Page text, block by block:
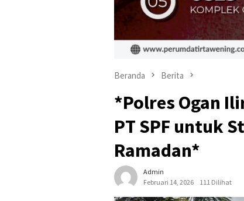
Beranda Berita
*Polres Ogan
PT SPF untuk
Ramadan*
Admin
Februari 14, 2026
111 Dilihat